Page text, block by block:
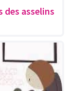
des asselins